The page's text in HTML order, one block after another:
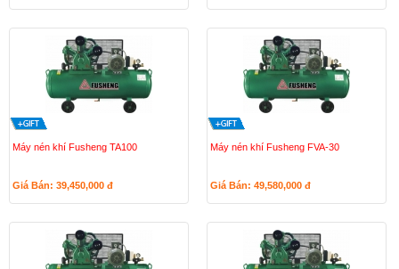
Máy nén khí Fusheng TA100
Giá Bán: 39,450,000 đ
Máy nén khí Fusheng FVA-30
Giá Bán: 49,580,000 đ